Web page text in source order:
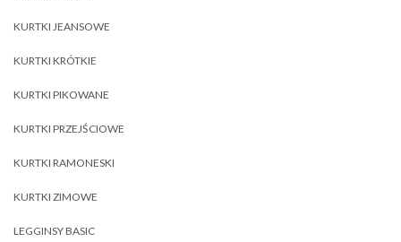
KURTKI JEANSOWE
KURTKI KRÓTKIE
KURTKI PIKOWANE
KURTKI PRZEJŚCIOWE
KURTKI RAMONESKI
KURTKI ZIMOWE
LEGGINSY BASIC